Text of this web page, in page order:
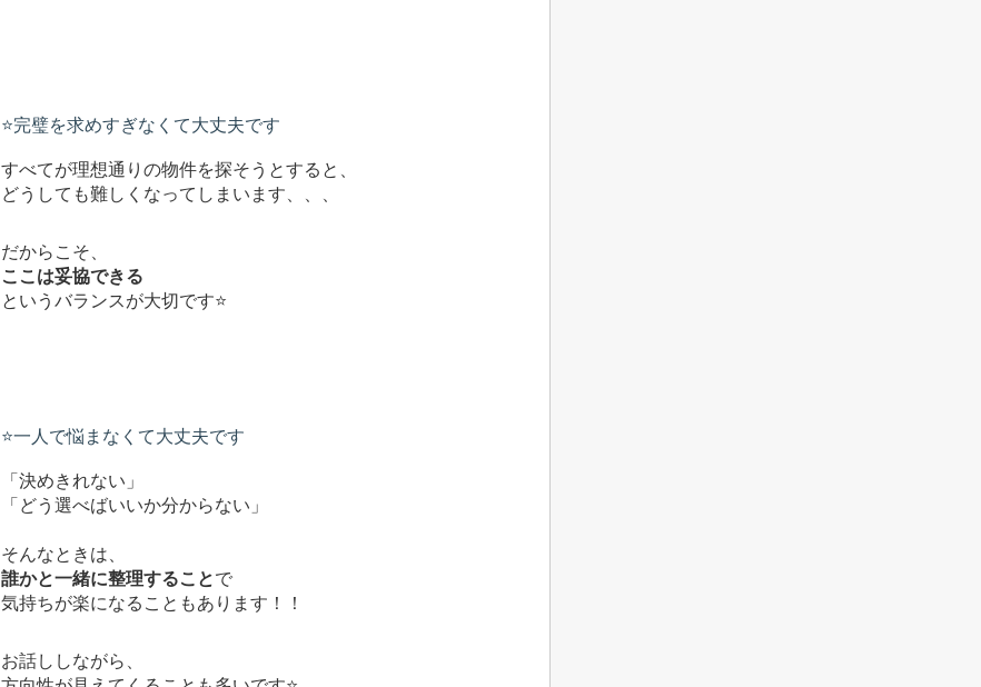
⭐️完璧を求めすぎなくて大丈夫です
すべてが理想通りの物件を探そうとすると、
どうしても難しくなってしまいます、、、
だからこそ、
ここは妥協できる
というバランスが大切です⭐️
⭐️一人で悩まなくて大丈夫です
「決めきれない」
「どう選べばいいか分からない」
そんなときは、
誰かと一緒に整理することで
気持ちが楽になることもあります！！
お話ししながら、